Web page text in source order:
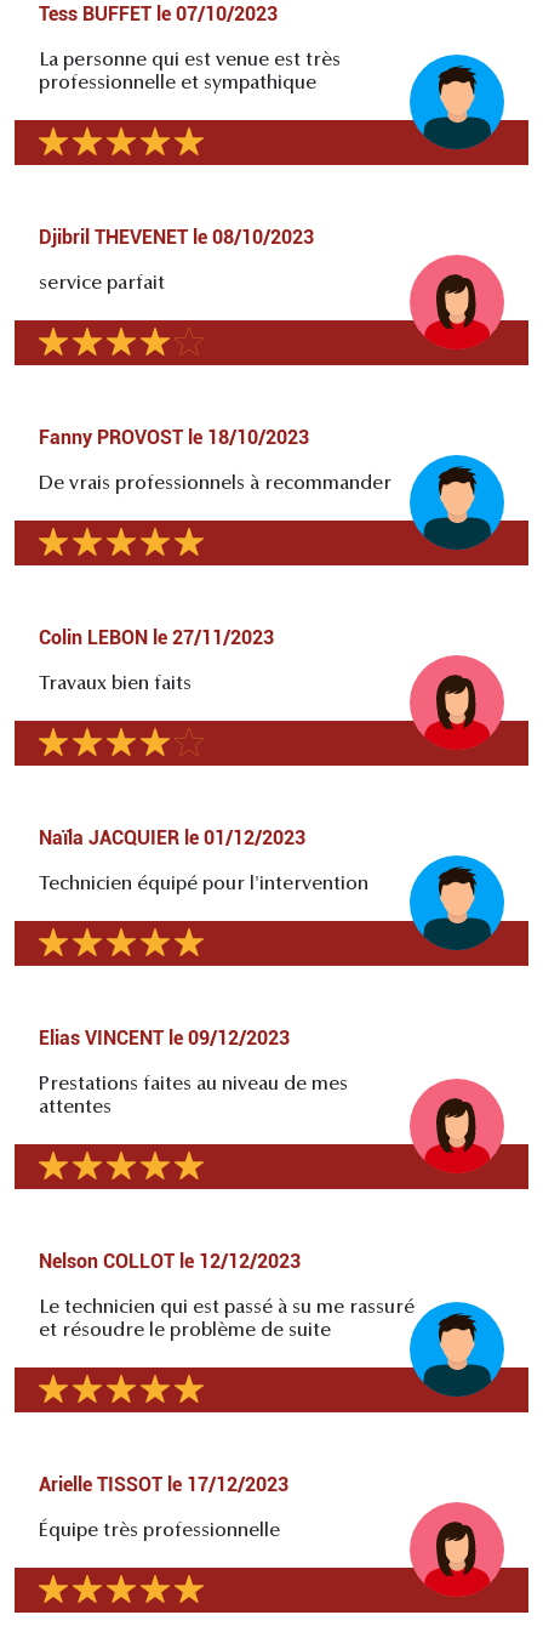
Tess BUFFET le 07/10/2023
La personne qui est venue est très
professionnelle et sympathique
Djibril THEVENET le 08/10/2023
service parfait
Fanny PROVOST le 18/10/2023
De vrais professionnels à recommander
Colin LEBON le 27/11/2023
Travaux bien faits
Naïla JACQUIER le 01/12/2023
Technicien équipé pour l'intervention
Elias VINCENT le 09/12/2023
Prestations faites au niveau de mes
attentes
Nelson COLLOT le 12/12/2023
Le technicien qui est passé à su me rassuré
et résoudre le problème de suite
Arielle TISSOT le 17/12/2023
Équipe très professionnelle